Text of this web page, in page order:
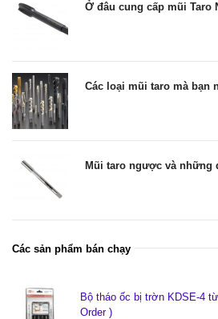
Ở đâu cung cấp mũi Taro
Các loại mũi taro mà bạn
Mũi taro ngược và những
Các sản phẩm bán chạy
Bộ tháo ốc bị trờn KDSE-4
Order )